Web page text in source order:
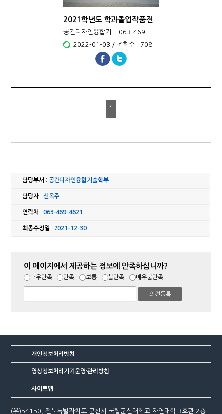
2021학년도 학과졸업작품전
우수작
공간디자인융합기... 063-469-
46212022-01-03 / 조회수 : 708
1
담당부서 :공간디자인융합기술학부
담당자:신옥주
연락처 :063-469-4621
최종수정일 : 2021-12-30
이 페이지에서 제공하는 정보에 만족하십니까?
매우만족 만족 보통 불만족 매우불만족
개인정보처리방침
영상정보처리기기운영·관리방침
사이트맵
(우)54150, 전북특별자치도 군산시 국립군산대학교 자연대학 3호관 2층